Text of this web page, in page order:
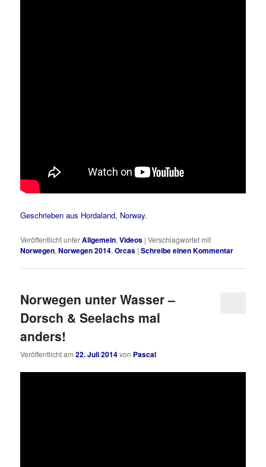
Geschrieben aus Hordaland, Norway.
Veröffentlicht unterAllgemein,Videos |Verschlagwortet mit
Norwegen,Norwegen 2014,Orcas |Schreibe einen Kommentar
Norwegen unter Wasser –
Dorsch & Seelachs mal
anders!
Veröffentlicht am22. Juli 2014von Pascal